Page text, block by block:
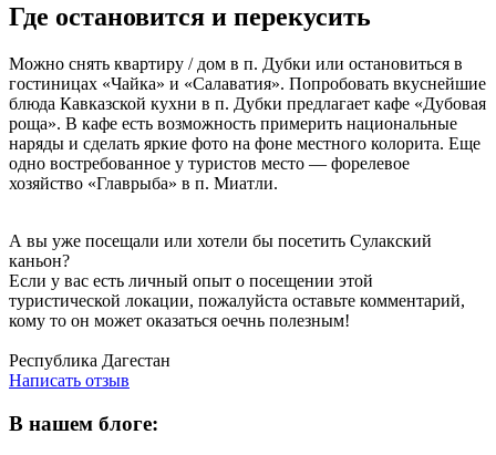
Где остановится и перекусить
Можно снять квартиру / дом в п. Дубки или остановиться в
гостиницах «Чайка» и «Салаватия». Попробовать вкуснейшие
блюда Кавказской кухни в п. Дубки предлагает кафе «Дубовая
роща». В кафе есть возможность примерить национальные
наряды и сделать яркие фото на фоне местного колорита. Еще
одно востребованное у туристов место — форелевое
хозяйство «Главрыба» в п. Миатли.
А вы уже посещали или хотели бы посетить Сулакский
каньон?
Если у вас есть личный опыт о посещении этой
туристической локации, пожалуйста оставьте комментарий,
кому то он может оказаться оечнь полезным!
Республика Дагестан
Написать отзыв
В нашем блоге: